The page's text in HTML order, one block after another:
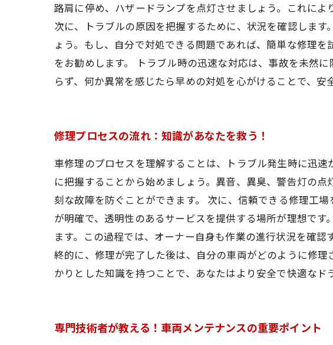
路肩に停め、ハザードランプを点灯させましょう。これに
次に、トラブルの原因を把握するために、状況を確認しま
ょう。もし、自分で対処できる問題であれば、簡単な修理
をお勧めします。 トラブル時の迅速な対応は、事故を未然
らず、何か異常を感じたら早めの対処を心がけることで、安
修理プロセスの流れ：知識があなたを救う！
車修理のプロセスを理解することは、トラブル発生時に迅
に把握することから始めましょう。異音、異臭、警告灯の
刻な故障を防ぐことができます。 次に、信頼できる修理工
が明確で、透明性のあるサービスを提供する場所が理想で
ます。この過程では、オーナー自身も作業の進行状況を確
終的に、修理が完了した後は、自分の車両がどのように修
かりとした知識を持つことで、あなたはより安全で快適なド
専門技術者が教える！車両メンテナンスの重要ポイント